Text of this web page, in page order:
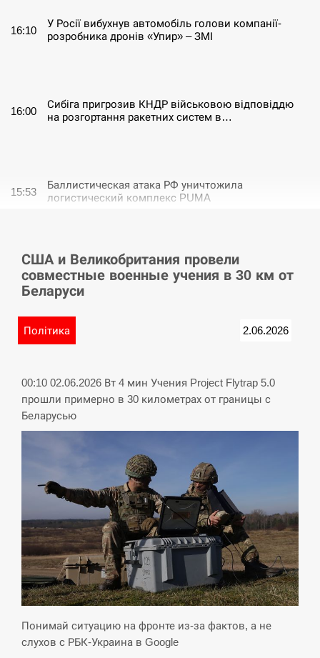
16:10
У Росії вибухнув автомобіль голови компанії-
розробника дронів «Упир» – ЗМІ
16:00
Сибіга пригрозив КНДР військовою відповіддю
на розгортання ракетних систем в…
15:53
Баллистическая атака РФ уничтожила
логистический комплекс PUMA
15:40
У Німеччині удар блискавки розділив навпіл
місто в Баварії
Пытки военнообязанного на Закарпатье:
15:10
РФ провела новий раунд таємних зустрічей з
Європою щодо війни…
СЕРПЕНЬ
14:53
Экс-послу в США Стефанишиной вручили новое
подозрение и избирают меру…
СЕРПЕНЬ
США и Великобритания провели
совместные военные учения в 30 км от
Беларуси
Політика 2.06.2026
00:10 02.06.2026 Вт 4 мин Учения Project Flytrap 5.0
прошли примерно в 30 километрах от границы с
Беларусью
Понимай ситуацию на фронте из-за фактов, а не
слухов с РБК-Украина в Google